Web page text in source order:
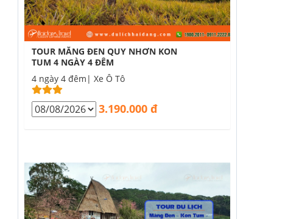
TOUR MĂNG ĐEN QUY NHƠN KON
TUM 4 NGÀY 4 ĐÊM
4 ngày 4 đêm| Xe Ô Tô
3.190.000 đ